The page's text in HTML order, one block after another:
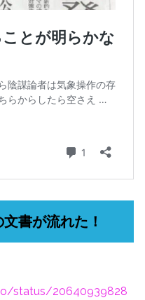
書が流れた！
status/20640939828